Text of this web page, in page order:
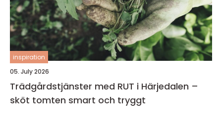
inspiration
05. July 2026
Trädgårdstjänster med RUT i Härjedalen –
sköt tomten smart och tryggt